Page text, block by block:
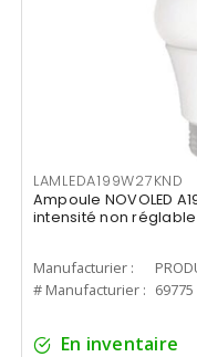
LAMLEDA199W27KND
Ampoule NOVOLED
intensité non réglable
Manufacturier :
# Manufacturier : 69775
En inventaire